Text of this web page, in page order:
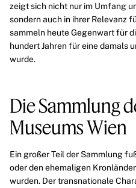
zeigt sich nicht nur im Umfang
sondern auch in ihrer Relevanz
sammeln heute Gegenwart für
hundert Jahren für eine damals
wurde.
Die Sammlung
Museums Wien
Ein großer Teil der Sammlung
oder den ehemaligen
wurden. Der transnationale